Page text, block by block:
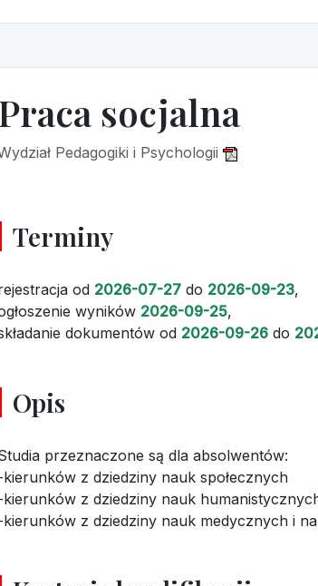
Praca socjalna
Pedagogiki i Psychologii
Terminy
od 2026-07-27 do 2026-09-23,
wyników 2026-09-25,
dokumentów od 2026-09-26 do
Opis
przeznaczone są dla absolwentów:
kierunków z dziedziny nauk społecznych
kierunków z dziedziny nauk
kierunków z dziedziny nauk medycznych i